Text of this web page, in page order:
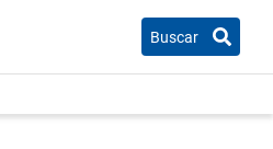
Buscar